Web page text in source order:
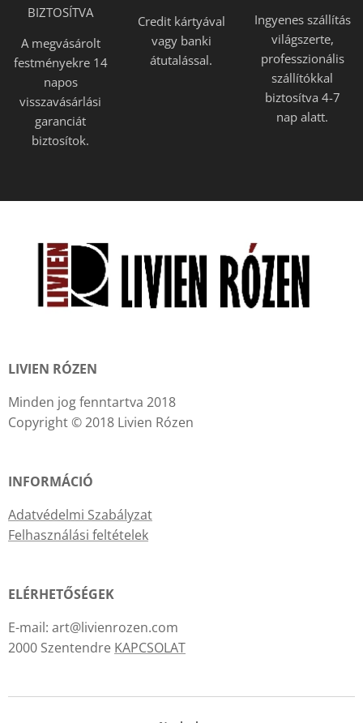
BIZTOSÍTVA
A megvásárolt
festményekre 14
napos
visszavásárlási
garanciát
biztosítok.
Credit kártyával
vagy banki
átutalással.
Ingyenes szállítás
világszerte,
professzionális
szállítókkal
biztosítva 4-7
nap alatt.
LIVIEN RÓZEN
Minden jog fenntartva 2018
Copyright © 2018 Livien Rózen
INFORMÁCIÓ
Adatvédelmi Szabályzat
Felhasználási feltételek
ELÉRHETŐSÉGEK
E-mail: art@livienrozen.com
2000 Szentendre KAPCSOLAT